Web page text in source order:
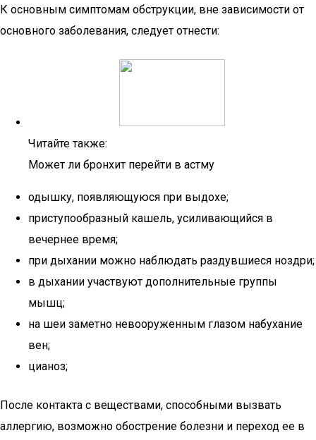
К основным симптомам обструкции, вне зависимости от
основного заболевания, следует отнести:
Читайте также:
Может ли бронхит перейти в астму
одышку, появляющуюся при выдохе;
приступообразный кашель, усиливающийся в
вечернее время;
при дыхании можно наблюдать раздувшиеся ноздри;
в дыхании участвуют дополнительные группы
мышц;
на шеи заметно невооруженным глазом набухание
вен;
цианоз;
После контакта с веществами, способными вызвать
аллергию, возможно обострение болезни и переход ее в